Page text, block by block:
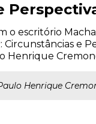
o escritório
e
Henrique